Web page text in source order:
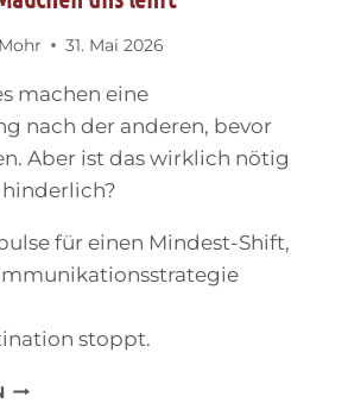
31. Mai 2026
machen eine
nach der anderen, bevor
Aber ist das wirklich nötig
für einen Mindest-Shift,
stoppt.
ALS